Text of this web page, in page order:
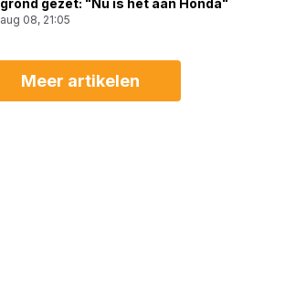
grond gezet: "Nu is het aan Honda"
aug 08, 21:05
Meer artikelen